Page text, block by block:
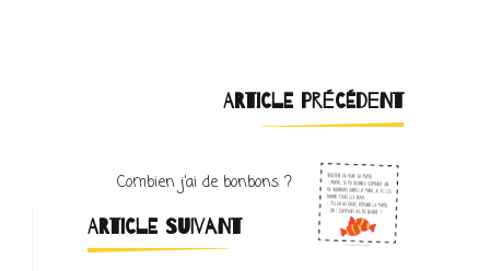
Navigation
d'article
ARTICLE PRÉCÉDENT
Combien j’ai de bonbons ?
ARTICLE SUIVANT